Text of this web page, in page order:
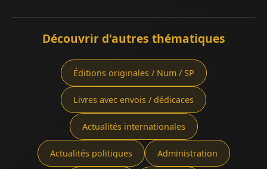
Découvrir d'autres thématiques
Éditions originales / Num / SP
Livres avec envois / dédicaces
Actualités internationales
Actualités politiques Administration